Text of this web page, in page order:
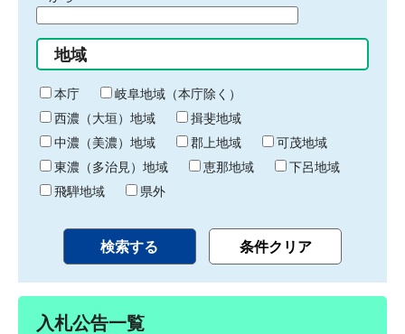
始
り
間
終
わ
り
地域
本庁
岐阜地域（本庁除く）
西濃（大垣）地域
揖斐地域
中濃（美濃）地域
郡上地域
可茂地域
東濃（多治見）地域
恵那地域
下呂地域
飛騨地域
県外
入札公告一覧